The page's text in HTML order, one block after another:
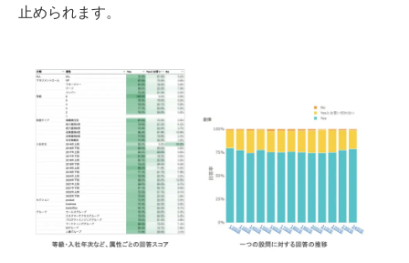
止められます。